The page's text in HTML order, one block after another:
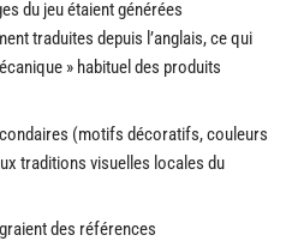
du jeu étaient générées
traduites depuis l’anglais, ce qui
» habituel des produits
(motifs décoratifs, couleurs
traditions visuelles locales du
des références